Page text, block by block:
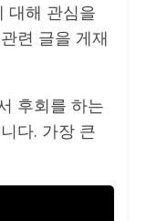
대해 관심을
련 글을 게재
후회를 하는
다. 가장 큰